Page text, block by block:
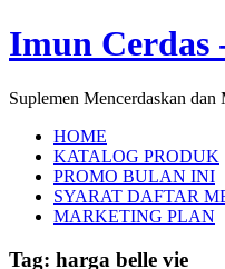
Imun Cerdas
Suplemen Mencerdaskan dan
HOME
KATALOG PRODUK
PROMO BULAN INI
SYARAT DAFTAR
MARKETING PLAN
Tag: harga belle vie